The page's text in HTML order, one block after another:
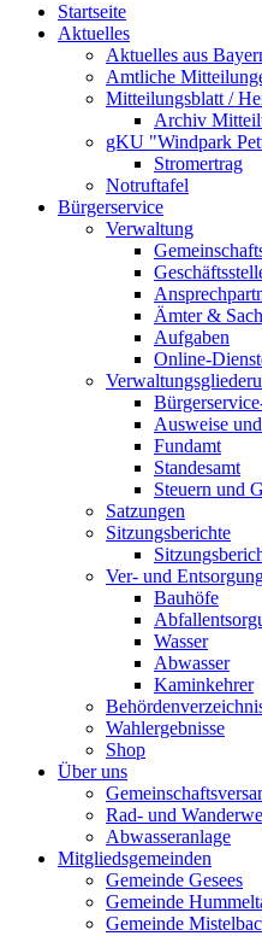
Startseite
Aktuelles
Aktuelles aus
Amtliche
Mitteilungsblatt /
Archiv
gKU "Windpark
Stromertrag
Notruftafel
Bürgerservice
Verwaltung
Ämter &
Aufgaben
Online-
Ausweise
Fundamt
Standesamt
Steuern und
Satzungen
Sitzungsberichte
Ver- und
Bauhöfe
Wasser
Abwasser
Kaminkehrer
Wahlergebnisse
Shop
Über uns
Rad- und
Abwasseranlage
Mitgliedsgemeinden
Gemeinde Gesees
Gemeinde
Gemeinde